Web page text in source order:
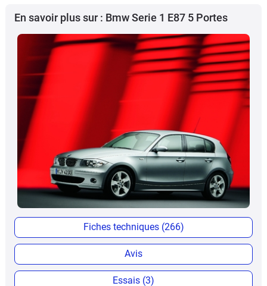
En savoir plus sur : Bmw Serie 1 E87 5 Portes
Fiches techniques (266)
Avis
Essais (3)